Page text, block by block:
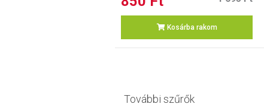
További szűrők
Kosárba rakom